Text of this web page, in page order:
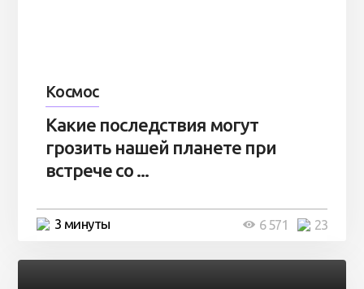
Космос
Какие последствия могут
грозить нашей планете при
встрече со ...
3 минуты 23
6 571